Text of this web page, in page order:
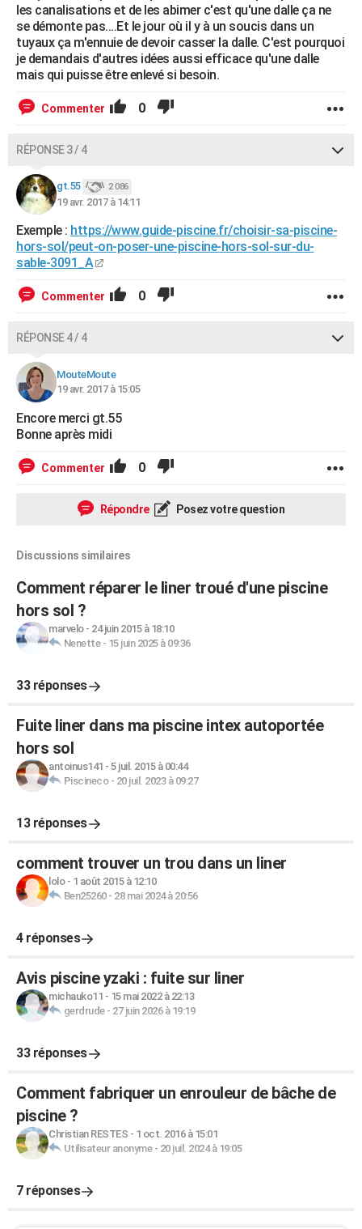
les canalisations et de les abimer c'est qu'une dalle ça ne
se démonte pas....Et le jour où il y à un soucis dans un
tuyaux ça m'ennuie de devoir casser la dalle. C'est pourquoi
je demandais d'autres idées aussi efficace qu'une dalle
mais qui puisse être enlevé si besoin.
Commenter 0
RÉPONSE 3 / 4
gt.55 2 086
19 avr. 2017 à 14:11
Exemple : https://www.guide-piscine.fr/choisir-sa-piscine-
hors-sol/peut-on-poser-une-piscine-hors-sol-sur-du-
sable-3091_A
Commenter 0
RÉPONSE 4 / 4
MouteMoute
19 avr. 2017 à 15:05
Encore merci gt.55
Bonne après midi
Commenter 0
Répondre Posez votre question
Discussions similaires
Comment réparer le liner troué d'une piscine
hors sol ?
marvelo- 24 juin 2015 à 18:10
Nenette- 15 juin 2025 à 09:36
33 réponses
Fuite liner dans ma piscine intex autoportée
hors sol
antoinus141 - 5 juil. 2015 à 00:44
Piscineco- 20 juil. 2023 à 09:27
13 réponses
comment trouver un trou dans un liner
lolo- 1 août 2015 à 12:10
Ben25260- 28 mai 2024 à 20:56
4 réponses
Avis piscine yzaki : fuite sur liner
michauko11 - 15 mai 2022 à 22:13
gerdrude- 27 juin 2026 à 19:19
33 réponses
Comment fabriquer un enrouleur de bâche de
piscine ?
Christian RESTES - 1 oct. 2016 à 15:01
Utilisateur anonyme- 20 juil. 2024 à 19:05
7 réponses